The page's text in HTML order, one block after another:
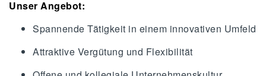
Unser Angebot:
Spannende Tätigkeit in einem innovativen Umfeld
Attraktive Vergütung und Flexibilität